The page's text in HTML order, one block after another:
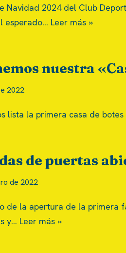
Navidad 2024 del Club
esperado… Leer más »
nuestra
2022
lista la primera casa de
de puertas
de 2022
de la apertura de la primera
y… Leer más »